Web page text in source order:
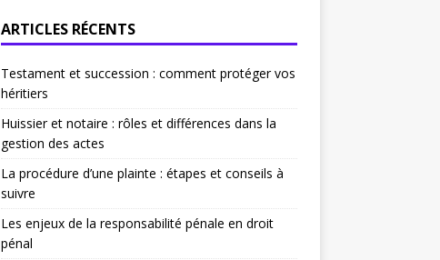
ARTICLES RÉCENTS
Testament et succession : comment protéger vos
héritiers
Huissier et notaire : rôles et différences dans la
gestion des actes
La procédure d’une plainte : étapes et conseils à
suivre
Les enjeux de la responsabilité pénale en droit
pénal